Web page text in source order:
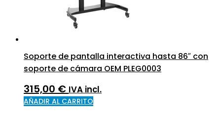
Soporte de pantalla interactiva hasta 86″ con
soporte de cámara OEM PLEG0003
315,00 € IVA incl.
AÑADIR AL CARRITO